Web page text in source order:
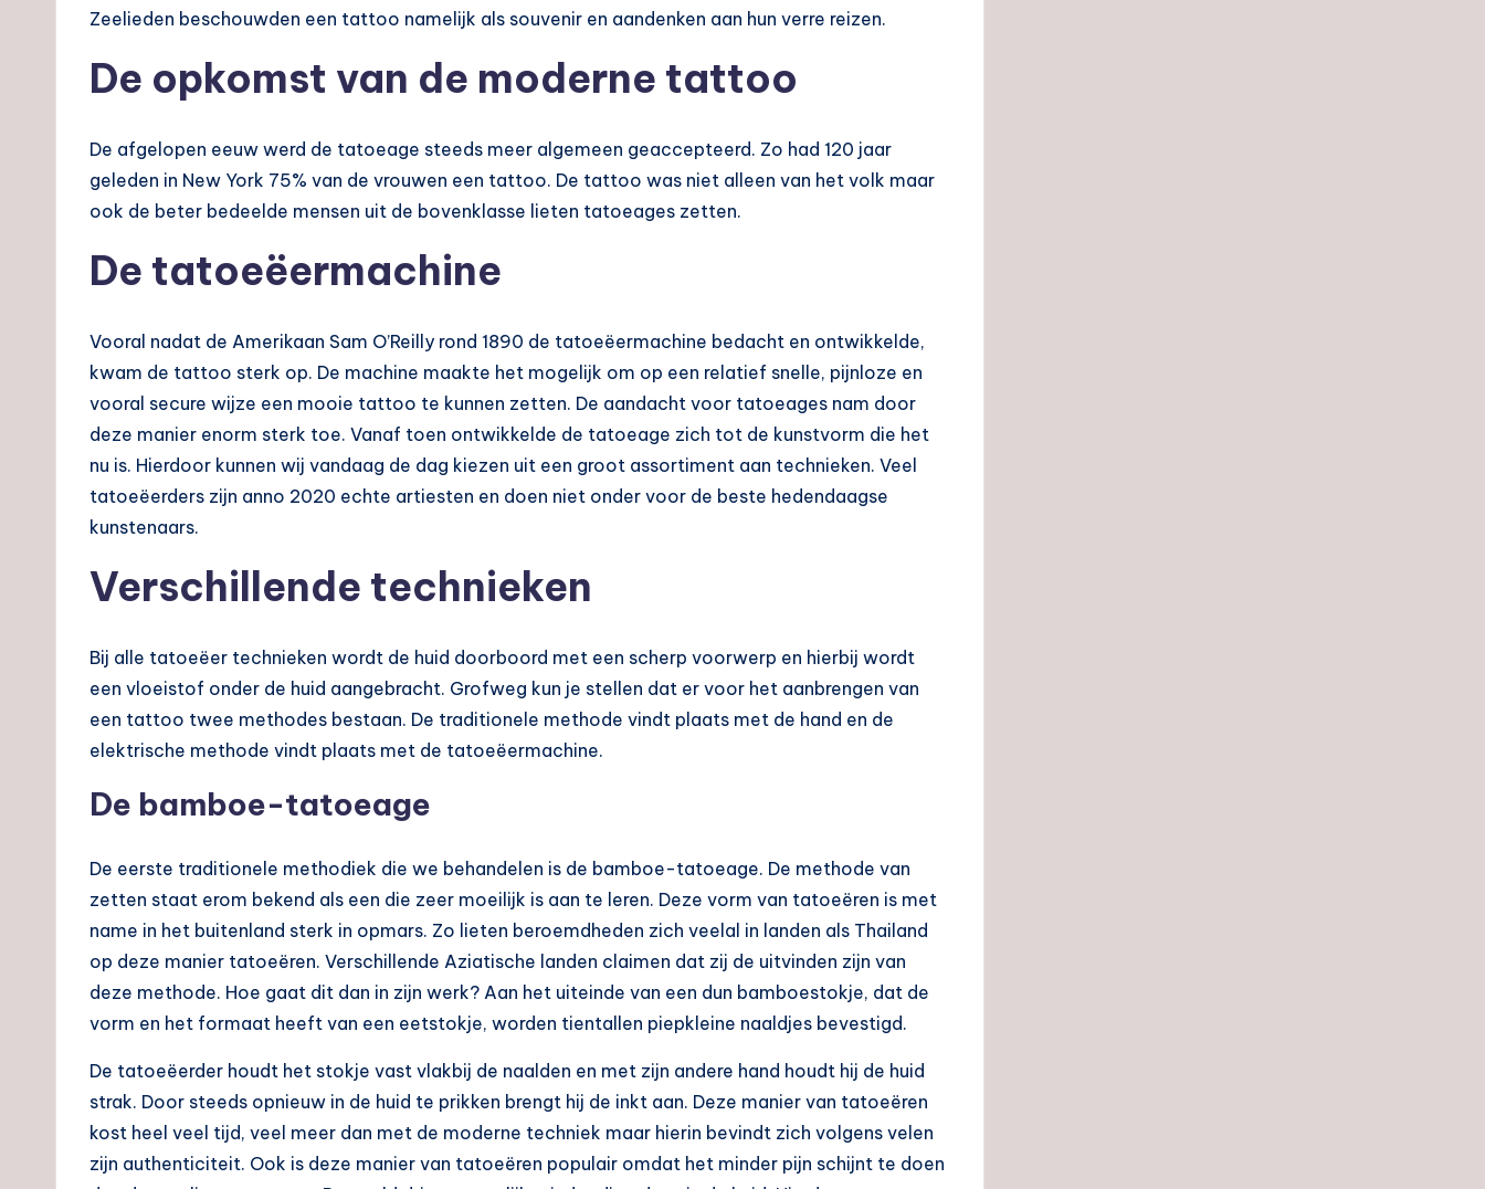
Zeelieden beschouwden een tattoo namelijk als souvenir en aandenken aan hun verre reizen.
De opkomst van de moderne tattoo
De afgelopen eeuw werd de tatoeage steeds meer algemeen geaccepteerd. Zo had 120 jaar
geleden in New York 75% van de vrouwen een tattoo. De tattoo was niet alleen van het volk maar
ook de beter bedeelde mensen uit de bovenklasse lieten tatoeages zetten.
De tatoeëermachine
Vooral nadat de Amerikaan Sam O’Reilly rond 1890 de tatoeëermachine bedacht en ontwikkelde,
kwam de tattoo sterk op. De machine maakte het mogelijk om op een relatief snelle, pijnloze en
vooral secure wijze een mooie tattoo te kunnen zetten. De aandacht voor tatoeages nam door
deze manier enorm sterk toe. Vanaf toen ontwikkelde de tatoeage zich tot de kunstvorm die het
nu is. Hierdoor kunnen wij vandaag de dag kiezen uit een groot assortiment aan technieken. Veel
tatoeëerders zijn anno 2020 echte artiesten en doen niet onder voor de beste hedendaagse
kunstenaars.
Verschillende technieken
Bij alle tatoeëer technieken wordt de huid doorboord met een scherp voorwerp en hierbij wordt
een vloeistof onder de huid aangebracht. Grofweg kun je stellen dat er voor het aanbrengen van
een tattoo twee methodes bestaan. De traditionele methode vindt plaats met de hand en de
elektrische methode vindt plaats met de tatoeëermachine.
De bamboe-tatoeage
De eerste traditionele methodiek die we behandelen is de bamboe-tatoeage. De methode van
zetten staat erom bekend als een die zeer moeilijk is aan te leren. Deze vorm van tatoeëren is met
name in het buitenland sterk in opmars. Zo lieten beroemdheden zich veelal in landen als Thailand
op deze manier tatoeëren. Verschillende Aziatische landen claimen dat zij de uitvinden zijn van
deze methode. Hoe gaat dit dan in zijn werk? Aan het uiteinde van een dun bamboestokje, dat de
vorm en het formaat heeft van een eetstokje, worden tientallen piepkleine naaldjes bevestigd.
De tatoeëerder houdt het stokje vast vlakbij de naalden en met zijn andere hand houdt hij de huid
strak. Door steeds opnieuw in de huid te prikken brengt hij de inkt aan. Deze manier van tatoeëren
kost heel veel tijd, veel meer dan met de moderne techniek maar hierin bevindt zich volgens velen
zijn authenticiteit. Ook is deze manier van tatoeëren populair omdat het minder pijn schijnt te doen